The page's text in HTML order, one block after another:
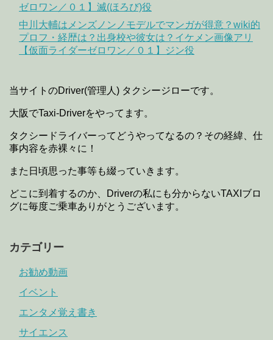
ゼロワン／０１】滅(ほろび)役
中川大輔はメンズノンノモデルでマンガが得意？wiki的
プロフ・経歴は？出身校や彼女は？イケメン画像アリ
【仮面ライダーゼロワン／０１】ジン役
当サイトのDriver(管理人) タクシージローです。
大阪でTaxi-Driverをやってます。
タクシードライバーってどうやってなるの？その経緯、仕
事内容を赤裸々に！
また日頃思った事等も綴っていきます。
どこに到着するのか、Driverの私にも分からないTAXIブロ
グに毎度ご乗車ありがとうございます。
カテゴリー
お勧め動画
イベント
エンタメ覚え書き
サイエンス